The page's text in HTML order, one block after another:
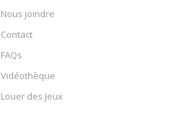
Nous joindre
Contact
FAQs
Vidéothèque
Louer des Jeux